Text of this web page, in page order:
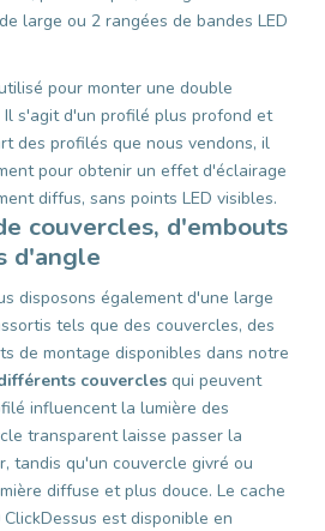
large ou 2 rangées de bandes LED
pour monter une double
Il s'agit d'un profilé plus profond et
des profilés que nous vendons, il
pour obtenir un effet d'éclairage
diffus, sans points LED visibles.
couvercles, d'embouts
d'angle
disposons également d'une large
tels que des couvercles, des
de montage disponibles dans notre
couvercles qui peuvent
influencent la lumière des
transparent laisse passer la
tandis qu'un couvercle givré ou
diffuse et plus douce. Le cache
est disponible en